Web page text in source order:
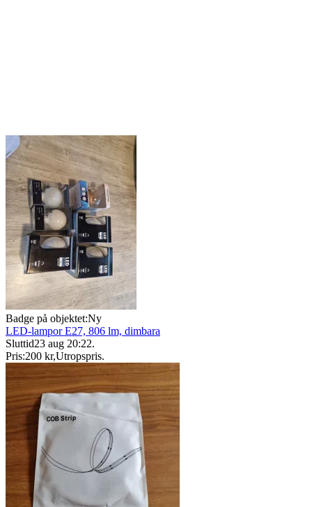
Badge på objektet:Ny
LED-lampor E27, 806 lm, dimbara
Sluttid23 aug 20:22.
Pris:200 kr,Utropspris.